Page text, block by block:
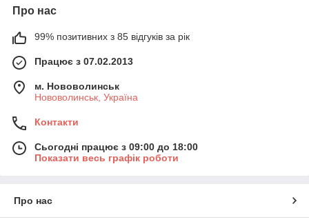
Про нас
99% позитивних з 85 відгуків за рік
Працює з 07.02.2013
м. Нововолинськ
Нововолинськ, Україна
Контакти
Сьогодні працює з 09:00 до 18:00
Показати весь графік роботи
Про нас